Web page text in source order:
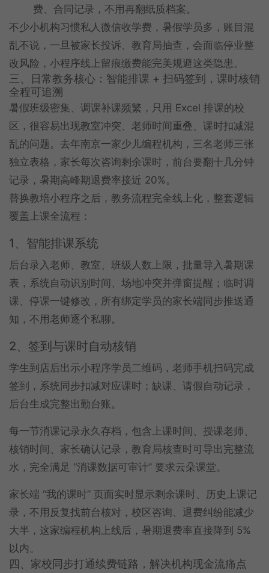
费、合同记录，不用再翻纸质档案。
不少小机构习惯私人微信收学费，暑假学员多，账目混
乱不说，一旦被家长投诉、教育局抽查，会面临停业整
改风险，小程序线上留痕缴费能完美规避这类隐患。
三、日常教务核心：智能排课 + 扫码签到，课时核销
全程可追溯
暑假班级密集、调课补课频繁，只用 Excel 排课的校
区，很容易出现教室冲突、老师时间重叠、课时扣减混
乱的问题。去年南京一家少儿编程机构，三名老师三张
独立表格，家长每次咨询剩余课时，前台要翻十几分钟
记录，暑期高峰期退费率接近 20%。
替换教培小程序之后，教务流程完全线上化，整套逻辑
覆盖上课全流程：
1、智能排课系统
后台录入老师、教室、班级人数上限，批量导入暑期课
表，系统自动识别时间、场地冲突并弹窗提醒；临时调
课、停课一键修改，所有绑定学员的家长端同步推送通
知，不用老师逐个私聊。
2、签到与课时自动核销
学生到店后出示小程序学员二维码，老师手机扫码完成
签到，系统同步扣减对应课时；缺课、请假自动记录，
后台生成完整出勤台账。
每一节消课记录永久存档，包含上课时间、授课老师、
核销时间、家长确认记录，教育局核查时可导出完整流
水，完全满足 “消课数据可审计” 要求云朵课堂。
家长端 “我的课时” 页面实时显示剩余课时、历史上课记
录，不用反复找前台核对，校区咨询、退费纠纷能减少
大半，这家编程机构上线后，暑期退费率直接降到 5%
以内。
四、家校同步打通续费链路，解决机构现金流痛点